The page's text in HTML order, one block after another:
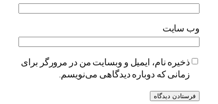
وب‌ سایت
ذخیره نام، ایمیل و وبسایت من در مرورگر برای
زمانی که دوباره دیدگاهی می‌نویسم.